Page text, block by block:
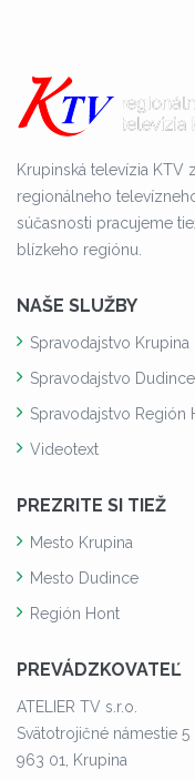
Krupinská televízia
regionálneho
súčasnosti pracujeme
blízkeho regiónu.
NAŠE SLUŽBY
Spravodajstvo Krupina
Spravodajstvo Dudince
Spravodajstvo Región
Videotext
PREZRITE SI TIEŽ
Mesto Krupina
Mesto Dudince
Región Hont
PREVÁDZKOVATEĽ
ATELIER TV s.r.o.
Svätotrojičné námestie 5
963 01, Krupina